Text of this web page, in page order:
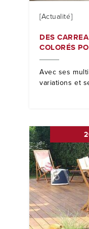
[Actualité]
DES
COLORÉS
Avec ses
variations et